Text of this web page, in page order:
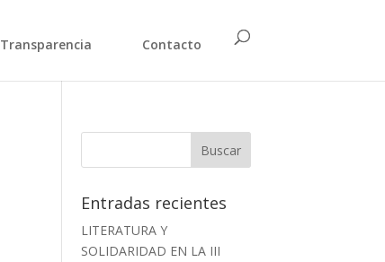
Transparencia Contacto
Entradas recientes
LITERATURA Y
SOLIDARIDAD EN LA III